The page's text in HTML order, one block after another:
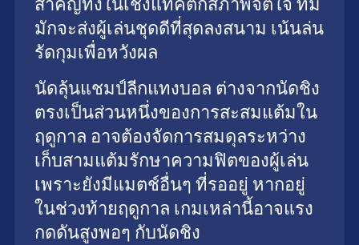
มักจะส่งผู้เล่นชุดดีที่สุดลงสนาม เน้นล่น
รัดกุมเพื่อหวังผล
นัดลุ้นแชมป์ลีกแทงบอล ต่างจากนัดชิง
ตรงเป็นส่วนหนึ่งของการสะสมแต้มใน
ฤดูกาล อาจต้องจัดการสมดุลระหว่าง
เก็บสามแต้มรักษาความฟิตของผู้เล่น
เพราะยังมีแมตช์อื่นๆ ที่รออยู่ หากอยู่
ในช่วงท้ายฤดูกาล เกมเหล่านี้อาจแรง
กดดันสูงพอๆ กับนัดชิง